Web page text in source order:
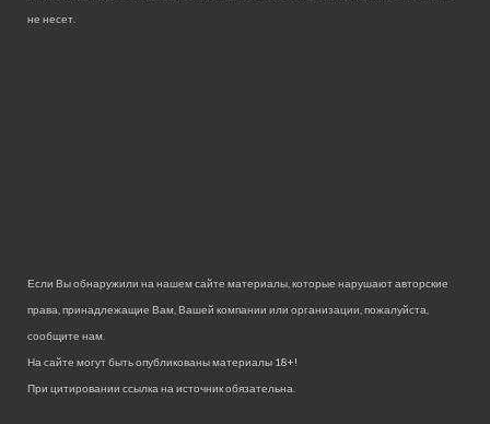
не несет.
Если Вы обнаружили на нашем сайте материалы, которые нарушают авторские
права, принадлежащие Вам, Вашей компании или организации, пожалуйста,
сообщите нам.
На сайте могут быть опубликованы материалы 18+!
При цитировании ссылка на источник обязательна.